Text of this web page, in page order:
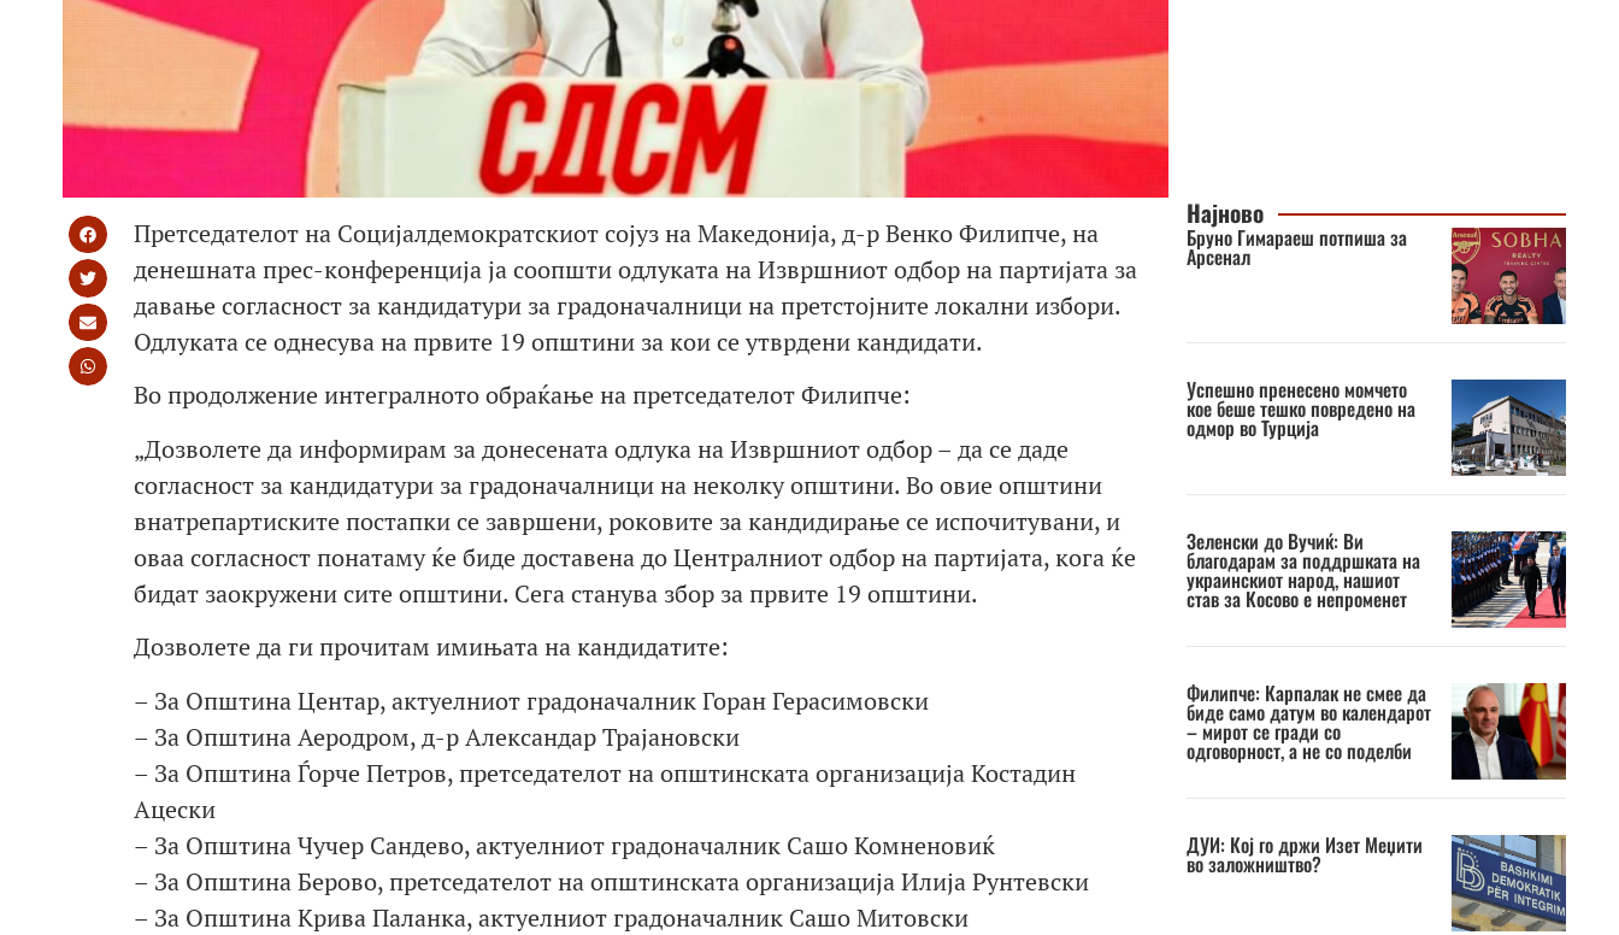
Претседателот на Социјалдемократскиот сојуз на Македонија, д-р Венко Филипче, на
денешната прес-конференција ја соопшти одлуката на Извршниот одбор на партијата за
давање согласност за кандидатури за градоначалници на претстојните локални избори.
Одлуката се однесува на првите 19 општини за кои се утврдени кандидати.
Во продолжение интегралното обраќање на претседателот Филипче:
„Дозволете да информирам за донесената одлука на Извршниот одбор – да се даде
согласност за кандидатури за градоначалници на неколку општини. Во овие општини
внатрепартиските постапки се завршени, роковите за кандидирање се испочитувани, и
оваа согласност понатаму ќе биде доставена до Централниот одбор на партијата, кога ќе
бидат заокружени сите општини. Сега станува збор за првите 19 општини.
Дозволете да ги прочитам имињата на кандидатите:
– За Општина Центар, актуелниот градоначалник Горан Герасимовски
– За Општина Аеродром, д-р Александар Трајановски
– За Општина Ѓорче Петров, претседателот на општинската организација Костадин
Ацески
– За Општина Чучер Сандево, актуелниот градоначалник Сашо Комненовиќ
– За Општина Берово, претседателот на општинската организација Илија Рунтевски
– За Општина Крива Паланка, актуелниот градоначалник Сашо Митовски
Најново
Бруно Гимараеш потпиша за
Арсенал
Успешно пренесено момчето
кое беше тешко повредено на
одмор во Турција
Зеленски до Вучиќ: Ви
благодарам за поддршката на
украинскиот народ, нашиот
став за Косово е непроменет
Филипче: Карпалак не смее да
биде само датум во календарот
– мирот се гради со
одговорност, а не со поделби
ДУИ: Кој го држи Изет Меџити
во заложништво?